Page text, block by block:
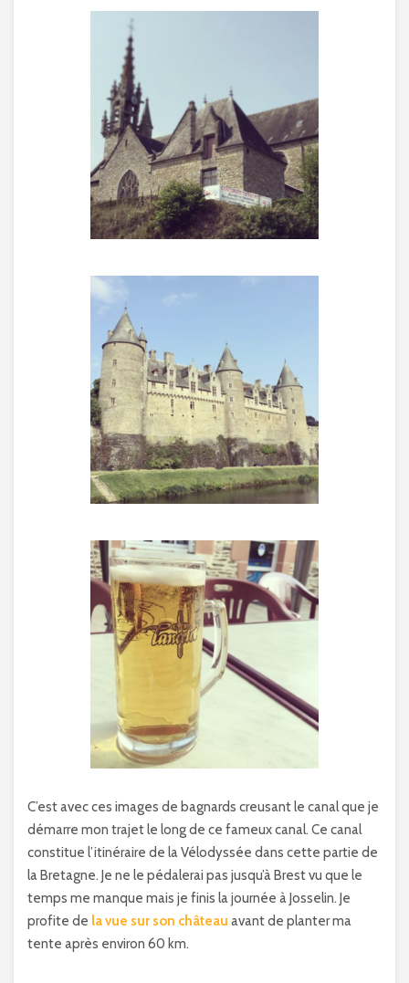
C’est avec ces images de bagnards creusant le canal que je
démarre mon trajet le long de ce fameux canal. Ce canal
constitue l’itinéraire de la Vélodyssée dans cette partie de
la Bretagne. Je ne le pédalerai pas jusqu’à Brest vu que le
temps me manque mais je finis la journée à Josselin. Je
profite de la vue sur son château avant de planter ma
tente après environ 60 km.